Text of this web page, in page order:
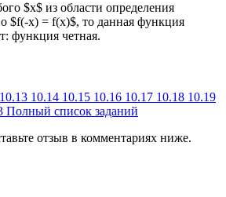
$x$ из области определения
$f(-x) = f(x)$, то данная функция
функция четная.
10.13 10.14 10.15 10.16 10.17 10.18 10.19
Полный список заданий
отзыв в комментариях ниже.